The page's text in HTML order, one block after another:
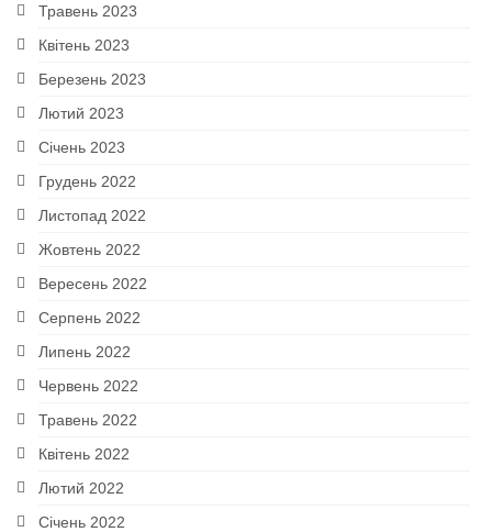
Травень 2023
Квітень 2023
Березень 2023
Лютий 2023
Січень 2023
Грудень 2022
Листопад 2022
Жовтень 2022
Вересень 2022
Серпень 2022
Липень 2022
Червень 2022
Травень 2022
Квітень 2022
Лютий 2022
Січень 2022